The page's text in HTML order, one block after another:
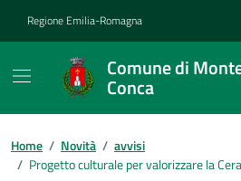
Regione Emilia-Romagna
Comune di
Conca
Contenuti in
Home / Novità / avvisi
/ Progetto culturale per valorizzare la